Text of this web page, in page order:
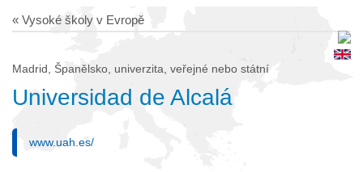
« Vysoké školy v Evropě
Madrid, Španělsko, univerzita, veřejné nebo státní
Universidad de Alcalá
www.uah.es/